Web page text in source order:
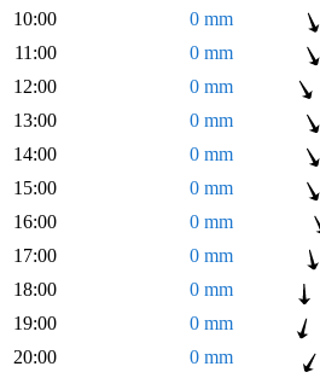
10:00
0 mm
11:00
0 mm
12:00
0 mm
13:00
0 mm
14:00
0 mm
15:00
0 mm
16:00
0 mm
17:00
0 mm
18:00
0 mm
19:00
0 mm
20:00
0 mm